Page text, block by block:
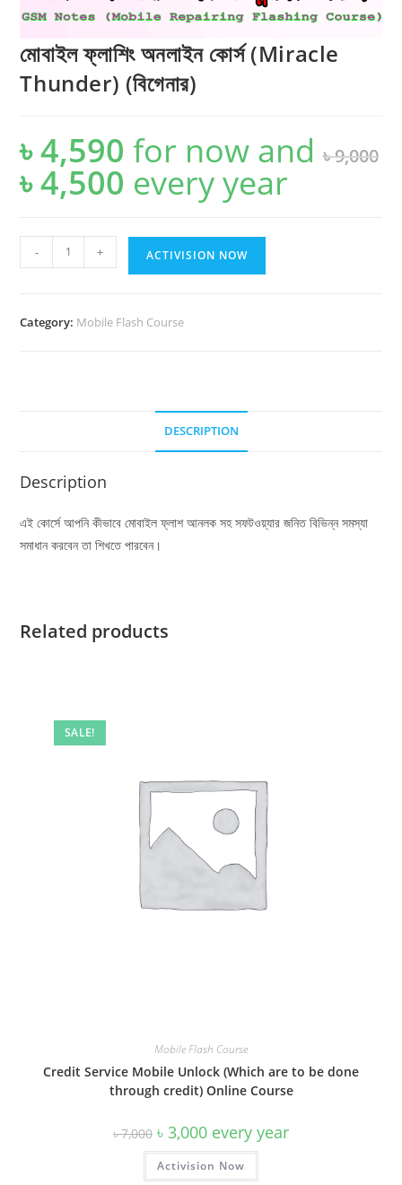
মোবাইল ফ্লাশিং অনলাইন কোর্স (Miracle
Thunder) (বিগেনার)
৳4,590 for now and৳9,000
Original
price
was:
৳4,500 price
is:everyyear
ফ্লাশিং
- + ACTIVISION NOW
Category: Mobile Flash Course
DESCRIPTION
Description
এই কোর্সে আপনি কীভাবে মোবাইল ফ্লাশ আনলক সহ সফটওয়্যার জনিত বিভিন্ন সমস্যা
সমাধান করবেন তা শিখতে পারবেন।
Related products
SALE!
Mobile Flash Course
Credit Service Mobile Unlock (Which are to be done
through credit) Online Course
৳7,000 Original
price
was:
৳ 7,000.
৳ 3,000Current
price
is:
৳ 3,000.
every year
Activision Now